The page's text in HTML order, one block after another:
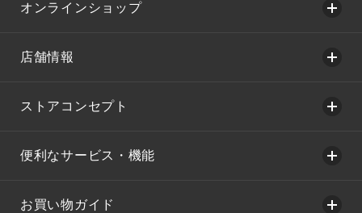
オンラインショップ
店舗情報
ストアコンセプト
便利なサービス・機能
お買い物ガイド